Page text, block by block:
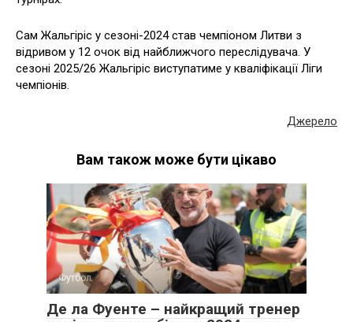
Сам Жальгіріс у сезоні-2024 став чемпіоном Литви з
відривом у 12 очок від найближчого переслідувача. У
сезоні 2025/26 Жальгіріс виступатиме у кваліфікації Ліги
чемпіонів.
Джерело
Вам також може бути цікаво
Футбол
Де ла Фуенте – найкращий тренер